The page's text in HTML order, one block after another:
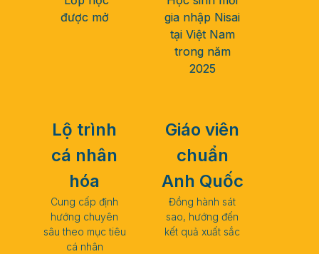
được mở
gia nhập Nisai
tại Việt Nam
trong năm
2025
Lộ trình
cá nhân
hóa
Cung cấp định
hướng chuyên
sâu theo mục tiêu
cá nhân
Giáo viên
chuẩn
Anh Quốc
Đồng hành sát
sao, hướng đến
kết quả xuất sắc